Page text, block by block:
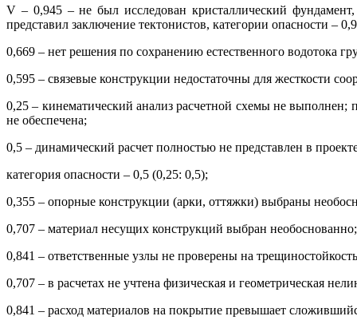
V – 0,945 – не был исследован кристаллический
представил заключение тектонистов, категории опасности –
0,669 – нет решения по сохранению естественного водотока
0,595 – связевые конструкции недостаточны для жесткости
0,25 – кинематический анализ расчетной схемы не выполнен;
не обеспечена;
0,5 – динамический расчет полностью не представлен в
категория опасности – 0,5 (0,25: 0,5);
0,355 – опорные конструкции (арки, оттяжки) выбраны
0,707 – материал несущих конструкций выбран необоснованно;
0,841 – ответственные узлы не проверены на
0,707 – в расчетах не учтена физическая и геометрическая
0,841 – расход материалов на покрытие превышает